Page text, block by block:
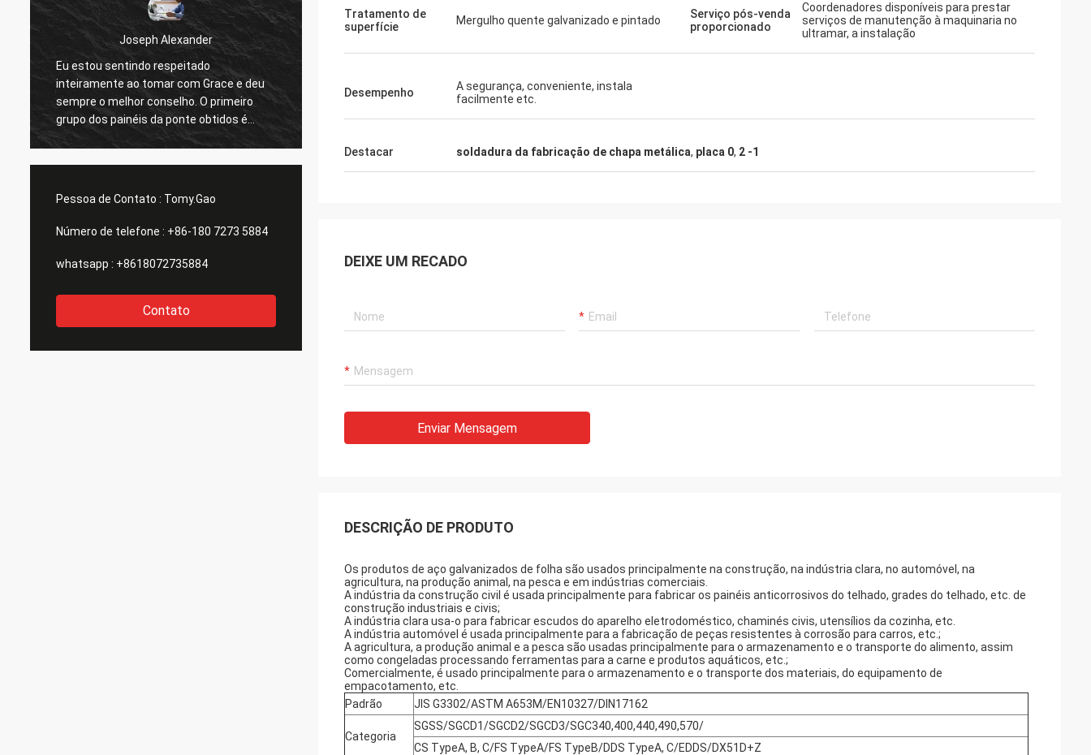
Joseph Alexander
Eu estou sentindo respeitado
inteiramente ao tomar com Grace e deu
sempre o melhor conselho. O primeiro
grupo dos painéis da ponte obtidos é
grande demasiado. agradecimentos
sempre o orçamento a tempo e
respondem a perguntas com paciência,
grande trabalho!
Pessoa de Contato : Tomy.Gao
Número de telefone : +86-180 7273 5884
whatsapp : +8618072735884
Contato
Tratamento de
superfície
Mergulho quente galvanizado e pintado
Serviço pós-venda
proporcionado
Coordenadores disponíveis para prestar
serviços de manutenção à maquinaria no
ultramar, a instalação
Desempenho
A segurança, conveniente, instala
facilmente etc.
Destacar soldadura da fabricação de chapa metálica, placa 0, 2 -1
DEIXE UM RECADO
Enviar Mensagem
DESCRIÇÃO DE PRODUTO
Os produtos de aço galvanizados de folha são usados principalmente na construção, na indústria clara, no automóvel, na
agricultura, na produção animal, na pesca e em indústrias comerciais.
A indústria da construção civil é usada principalmente para fabricar os painéis anticorrosivos do telhado, grades do telhado, etc. de
construção industriais e civis;
A indústria clara usa-o para fabricar escudos do aparelho eletrodoméstico, chaminés civis, utensílios da cozinha, etc.
A indústria automóvel é usada principalmente para a fabricação de peças resistentes à corrosão para carros, etc.;
A agricultura, a produção animal e a pesca são usadas principalmente para o armazenamento e o transporte do alimento, assim
como congeladas processando ferramentas para a carne e produtos aquáticos, etc.;
Comercialmente, é usado principalmente para o armazenamento e o transporte dos materiais, do equipamento de
empacotamento, etc.
Padrão
JIS G3302/ASTM A653M/EN10327/DIN17162
Categoria
SGSS/SGCD1/SGCD2/SGCD3/SGC340,400,440,490,570/
CS TypeA, B, C/FS TypeA/FS TypeB/DDS TypeA, C/EDDS/DX51D+Z